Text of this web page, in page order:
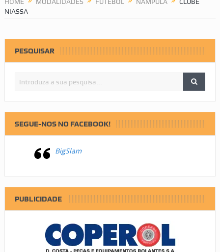
NIASSA
PESQUISAR
SEGUE-NOS NO FACEBOOK!
BigSlam
PUBLICIDADE